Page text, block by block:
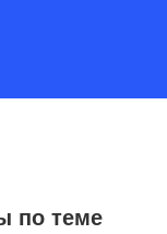
по теме